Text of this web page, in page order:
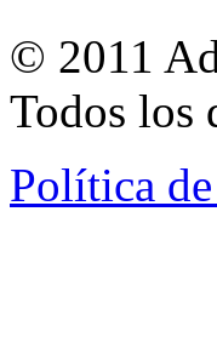
© 2011
Todos los
Política